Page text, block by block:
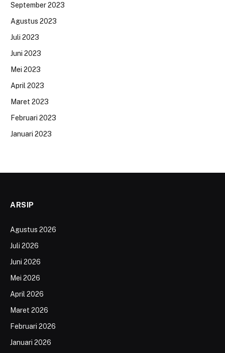
September 2023
Agustus 2023
Juli 2023
Juni 2023
Mei 2023
April 2023
Maret 2023
Februari 2023
Januari 2023
ARSIP
Agustus 2026
Juli 2026
Juni 2026
Mei 2026
April 2026
Maret 2026
Februari 2026
Januari 2026